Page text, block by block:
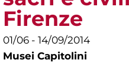
Firenze
01/06 - 14/09/2014
Musei Capitolini